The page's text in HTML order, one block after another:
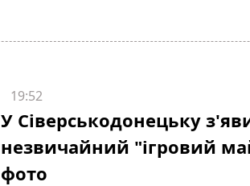
19:52
У Сіверськодонецьку
незвичайний "ігровий
фото